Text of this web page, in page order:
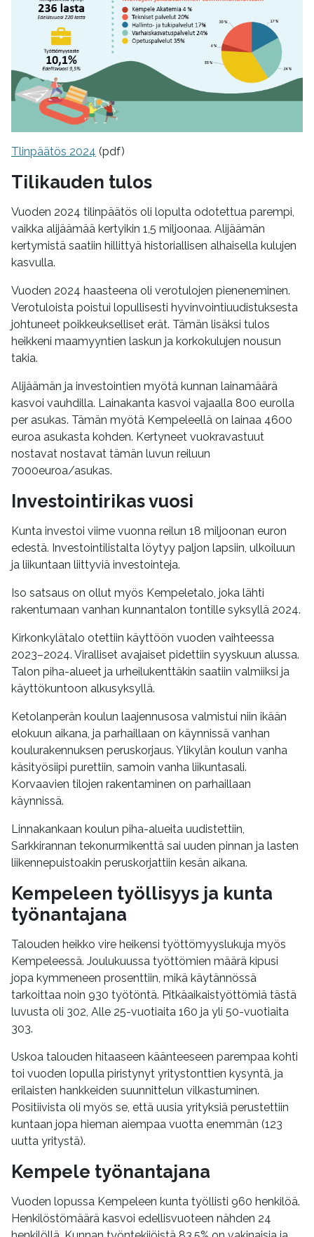
Tlinpäätös 2024 (pdf)
Tilikauden tulos
Vuoden 2024 tilinpäätös oli lopulta odotettua parempi,
vaikka alijäämää kertyikin 1,5 miljoonaa. Alijäämän
kertymistä saatiin hillittyä historiallisen alhaisella kulujen
kasvulla.
Vuoden 2024 haasteena oli verotulojen pieneneminen.
Verotuloista poistui lopullisesti hyvinvointiuudistuksesta
johtuneet poikkeukselliset erät. Tämän lisäksi tulos
heikkeni maamyyntien laskun ja korkokulujen nousun
takia.
Alijäämän ja investointien myötä kunnan lainamäärä
kasvoi vauhdilla. Lainakanta kasvoi vajaalla 800 eurolla
per asukas. Tämän myötä Kempeleellä on lainaa 4600
euroa asukasta kohden. Kertyneet vuokravastuut
nostavat nostavat tämän luvun reiluun
7000euroa/asukas.
Investointirikas vuosi
Kunta investoi viime vuonna reilun 18 miljoonan euron
edestä. Investointilistalta löytyy paljon lapsiin, ulkoiluun
ja liikuntaan liittyviä investointeja.
Iso satsaus on ollut myös Kempeletalo, joka lähti
rakentumaan vanhan kunnantalon tontille syksyllä 2024.
Kirkonkylätalo otettiin käyttöön vuoden vaihteessa
2023–2024. Viralliset avajaiset pidettiin syyskuun alussa.
Talon piha-alueet ja urheilukenttäkin saatiin valmiiksi ja
käyttökuntoon alkusyksyllä.
Ketolanperän koulun laajennusosa valmistui niin ikään
elokuun aikana, ja parhaillaan on käynnissä vanhan
koulurakennuksen peruskorjaus. Ylikylän koulun vanha
käsityösiipi purettiin, samoin vanha liikuntasali.
Korvaavien tilojen rakentaminen on parhaillaan
käynnissä.
Linnakankaan koulun piha-alueita uudistettiin,
Sarkkirannan tekonurmikenttä sai uuden pinnan ja lasten
liikennepuistoakin peruskorjattiin kesän aikana.
Kempeleen työllisyys ja kunta
työnantajana
Talouden heikko vire heikensi työttömyyslukuja myös
Kempeleessä. Joulukuussa työttömien määrä kipusi
jopa kymmeneen prosenttiin, mikä käytännössä
tarkoittaa noin 930 työtöntä. Pitkäaikaistyöttömiä tästä
luvusta oli 302, Alle 25-vuotiaita 160 ja yli 50-vuotiaita
303.
Uskoa talouden hitaaseen käänteeseen parempaa kohti
toi vuoden lopulla piristynyt yritystonttien kysyntä, ja
erilaisten hankkeiden suunnittelun vilkastuminen.
Positiivista oli myös se, että uusia yrityksiä perustettiin
kuntaan jopa hieman aiempaa vuotta enemmän (123
uutta yritystä).
Kempele työnantajana
Vuoden lopussa Kempeleen kunta työllisti 960 henkilöä.
Henkilöstömäärä kasvoi edellisvuoteen nähden 24